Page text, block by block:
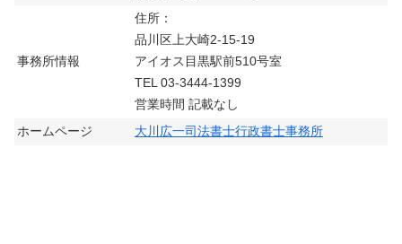
事務所情報
住所：
品川区上大崎2-15-19
アイオス目黒駅前510号室
TEL 03-3444-1399
営業時間 記載なし
ホームページ
大川広一司法書士行政書士事務所